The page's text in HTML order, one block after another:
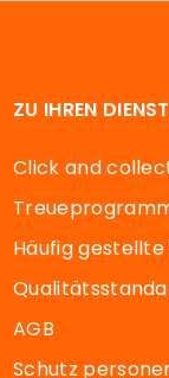
ZU IHREN
Click and
Häufig
AGB
Schutz